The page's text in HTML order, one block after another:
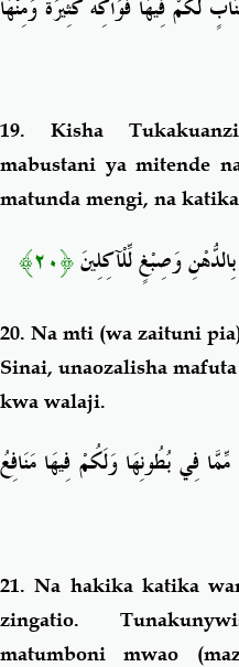
لَّكُمْ فِيهَا فَوَاكِهُ كَثِيرَةٌ وَمِنْهَا
19. Kisha
mabustani ya mitende
matunda mengi, na
وَصِبْغٍ لِّلْآكِلِينَ﴿٢٠﴾
20. Na mti (wa zaituni
Sinai, unaozalisha
kwa walaji.
فِي بُطُونِهَا وَلَكُمْ فِيهَا مَنَافِعُ
21.Na hakika katika
zingatio.
matumboni mwao